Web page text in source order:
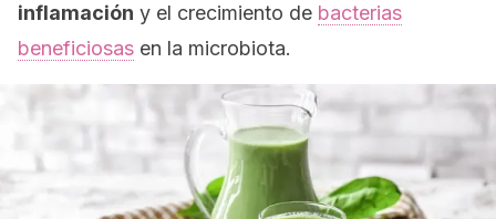
inflamación y el crecimiento de bacterias
beneficiosas en la microbiota.